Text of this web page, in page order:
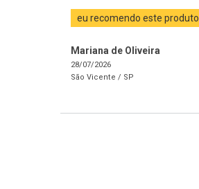
eu recomendo este produto
Mariana de Oliveira
28/07/2026
São Vicente / SP